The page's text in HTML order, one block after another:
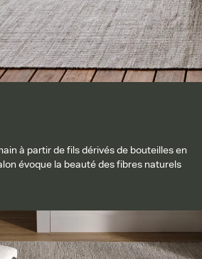
à partir de fils dérivés de bouteilles en
évoque la beauté des fibres naturels